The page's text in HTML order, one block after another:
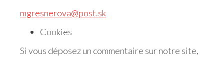
mgresnerova@post.sk
Cookies
Si vous déposez un commentaire sur notre site,